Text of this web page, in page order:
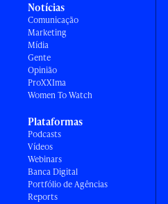
Notícias
Comunicação
Marketing
Mídia
Gente
Opinião
ProXXIma
Women To Watch
Plataformas
Podcasts
Vídeos
Webinars
Banca Digital
Portfólio de Agências
Reports